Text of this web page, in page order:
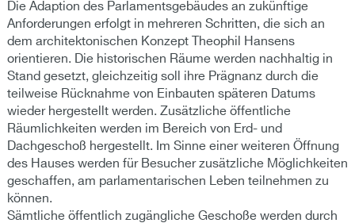
Die Adaption des Parlamentsgebäudes an zukünftige
Anforderungen erfolgt in mehreren Schritten, die sich an
dem architektonischen Konzept Theophil Hansens
orientieren. Die historischen Räume werden nachhaltig in
Stand gesetzt, gleichzeitig soll ihre Prägnanz durch die
teilweise Rücknahme von Einbauten späteren Datums
wieder hergestellt werden. Zusätzliche öffentliche
Räumlichkeiten werden im Bereich von Erd- und
Dachgeschoß hergestellt. Im Sinne einer weiteren Öffnung
des Hauses werden für Besucher zusätzliche Möglichkeiten
geschaffen, am parlamentarischen Leben teilnehmen zu
können.
Sämtliche öffentlich zugängliche Geschoße werden durch